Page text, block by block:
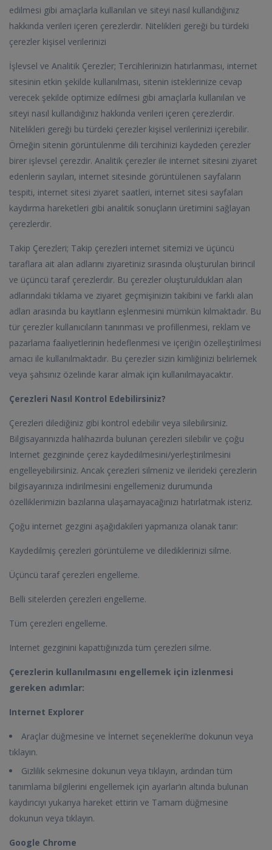
edilmesi gibi amaçlarla kullanılan ve siteyi nasıl kullandığınız
hakkında verileri içeren çerezlerdir. Nitelikleri gereği bu türdeki
çerezler kişisel verilerinizi
İşlevsel ve Analitik Çerezler; Tercihlerinizin hatırlanması, internet
sitesinin etkin şekilde kullanılması, sitenin isteklerinize cevap
verecek şekilde optimize edilmesi gibi amaçlarla kullanılan ve
siteyi nasıl kullandığınız hakkında verileri içeren çerezlerdir.
Nitelikleri gereği bu türdeki çerezler kişisel verilerinizi içerebilir.
Örneğin sitenin görüntülenme dili tercihinizi kaydeden çerezler
birer işlevsel çerezdir. Analitik çerezler ile internet sitesini ziyaret
edenlerin sayıları, internet sitesinde görüntülenen sayfaların
tespiti, internet sitesi ziyaret saatleri, internet sitesi sayfaları
kaydırma hareketleri gibi analitik sonuçların üretimini sağlayan
çerezlerdir.
Takip Çerezleri; Takip çerezleri internet sitemizi ve üçüncü
taraflara ait alan adlarını ziyaretiniz sırasında oluşturulan birincil
ve üçüncü taraf çerezlerdir. Bu çerezler oluşturuldukları alan
adlarındaki tıklama ve ziyaret geçmişinizin takibini ve farklı alan
adları arasında bu kayıtların eşlenmesini mümkün kılmaktadır. Bu
tür çerezler kullanıcıların tanınması ve profillenmesi, reklam ve
pazarlama faaliyetlerinin hedeflenmesi ve içeriğin özelleştirilmesi
amacı ile kullanılmaktadır. Bu çerezler sizin kimliğinizi belirlemek
veya şahsınız özelinde karar almak için kullanılmayacaktır.
Çerezleri Nasıl Kontrol Edebilirsiniz?
Çerezleri dilediğiniz gibi kontrol edebilir veya silebilirsiniz.
Bilgisayarınızda halihazırda bulunan çerezleri silebilir ve çoğu
Internet gezgininde çerez kaydedilmesini/yerleştirilmesini
engelleyebilirsiniz. Ancak çerezleri silmeniz ve ilerideki çerezlerin
bilgisayarınıza indirilmesini engellemeniz durumunda
özelliklerimizin bazılarına ulaşamayacağınızı hatırlatmak isteriz.
Çoğu internet gezgini aşağıdakileri yapmanıza olanak tanır:
Kaydedilmiş çerezleri görüntüleme ve dilediklerinizi silme.
Üçüncü taraf çerezleri engelleme.
Belli sitelerden çerezleri engelleme.
Tüm çerezleri engelleme.
Internet gezginini kapattığınızda tüm çerezleri silme.
Çerezlerin kullanılmasını engellemek için izlenmesi
gereken adımlar:
Internet Explorer
Araçlar düğmesine ve İnternet seçenekleri‘ne dokunun veya
tıklayın.
Gizlilik sekmesine dokunun veya tıklayın, ardından tüm
tanımlama bilgilerini engellemek için ayarlar‘ın altında bulunan
kaydırıcıyı yukarıya hareket ettirin ve Tamam düğmesine
dokunun veya tıklayın.
Google Chrome